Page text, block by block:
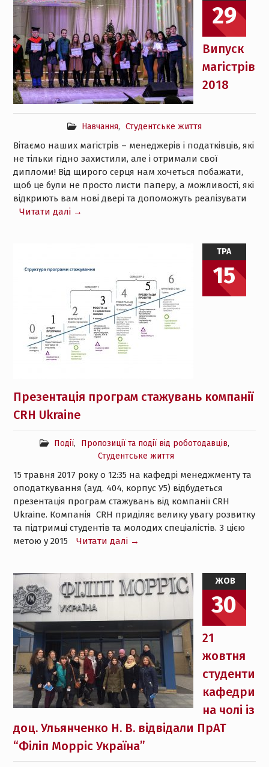
29
Випуск
магістрів
2018
Навчання, Студентське життя
Вітаємо наших магістрів – менеджерів і податківців, які
не тільки гідно захистили, але і отримали свої
дипломи! Від щирого серця нам хочеться побажати,
щоб це були не просто листи паперу, а можливості, які
відкриють вам нові двері та допоможуть реалізувати
Читати далі →
ТРА
15
Презентація програм стажувань компанії
CRH Ukraine
Події, Пропозиції та події від роботодавців,
Студентське життя
15 травня 2017 року о 12:35 на кафедрі менеджменту та
оподаткування (ауд. 404, корпус У5) відбудеться
презентація програм стажувань від компанії CRH
Ukraine. Компанія СRH приділяє велику увагу розвитку
та підтримці студентів та молодих спеціалістів. З цією
метою у 2015
Читати далі →
ЖОВ
30
21
жовтня
студенти
кафедри
на чолі із
доц. Ульянченко Н. В. відвідали ПрАТ
“Філіп Морріс Україна”